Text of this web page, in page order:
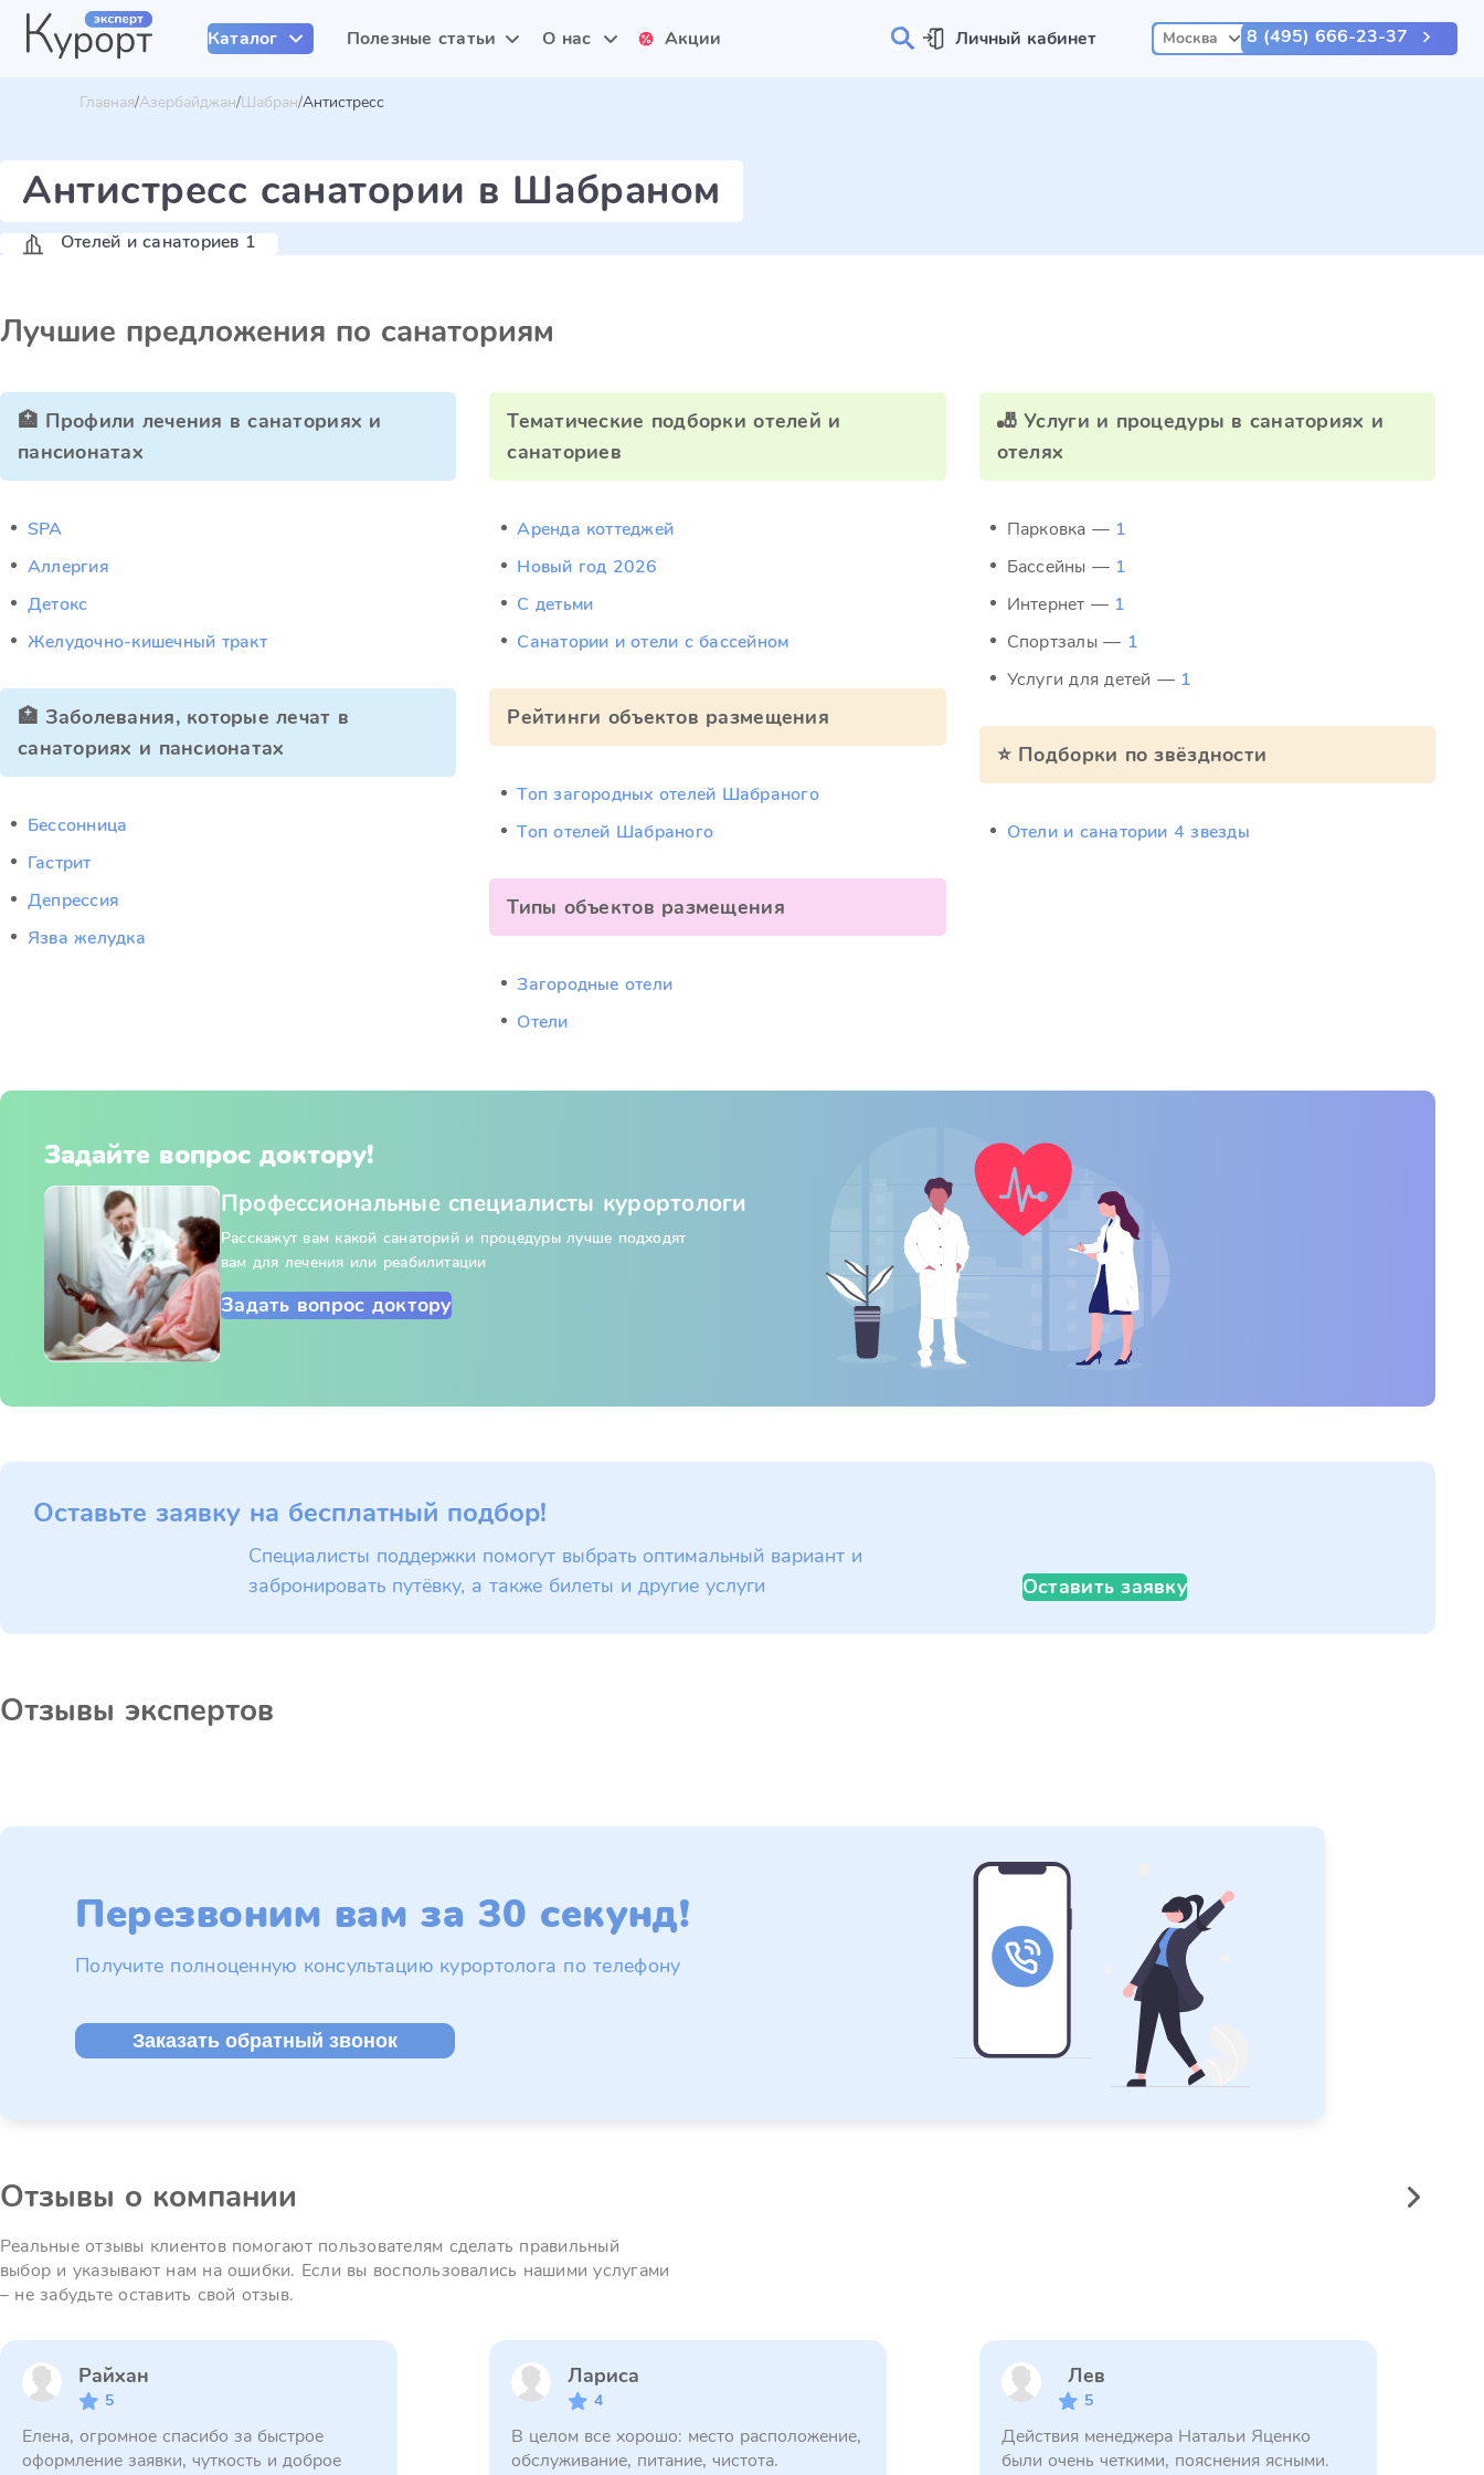
Каталог Полезные статьи О нас Акции Личный кабинет Москва 8 (495) 666-23-37
Главная Азербайджан Шабран Антистресс
Антистресс санатории в Шабраном
Отелей и санаториев 1
Лучшие предложения по санаториям
🏥 Профили лечения в санаториях и
пансионатах
SPA
Аллергия
Детокс
Желудочно-кишечный тракт
🏥 Заболевания, которые лечат в
санаториях и пансионатах
Бессонница
Гастрит
Депрессия
Язва желудка
Тематические подборки отелей и
санаториев
Аренда коттеджей
Новый год 2026
С детьми
Санатории и отели с бассейном
Рейтинги объектов размещения
Топ загородных отелей Шабраного
Топ отелей Шабраного
Типы объектов размещения
Загородные отели
Отели
🎳 Услуги и процедуры в санаториях и
отелях
Парковка — 1
Бассейны — 1
Интернет — 1
Спортзалы — 1
Услуги для детей — 1
⭐ Подборки по звёздности
Отели и санатории 4 звезды
Задайте вопрос доктору!
Профессиональные специалисты курортологи
Расскажут вам какой санаторий и процедуры лучше подходят
вам для лечения или реабилитации
Задать вопрос доктору
Оставьте заявку на бесплатный подбор!
Специалисты поддержки помогут выбрать оптимальный вариант и
забронировать путёвку, а также билеты и другие услуги
Оставить заявку
Отзывы экспертов
Перезвоним вам за 30 секунд!
Получите полноценную консультацию курортолога по телефону
Заказать обратный звонок
Отзывы о компании
Реальные отзывы клиентов помогают пользователям сделать правильный
выбор и указывают нам на ошибки. Если вы воспользовались нашими услугами
– не забудьте оставить свой отзыв.
Райхан
5
Елена, огромное спасибо за быстрое
оформление заявки, чуткость и доброе
Лариса
4
В целом все хорошо: место расположение,
обслуживание, питание, чистота.
Лев
5
Действия менеджера Натальи Яценко
были очень четкими, пояснения ясными.